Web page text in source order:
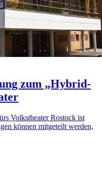
zum „Hybrid-
Volkstheater Rostock ist
können mitgeteilt werden,